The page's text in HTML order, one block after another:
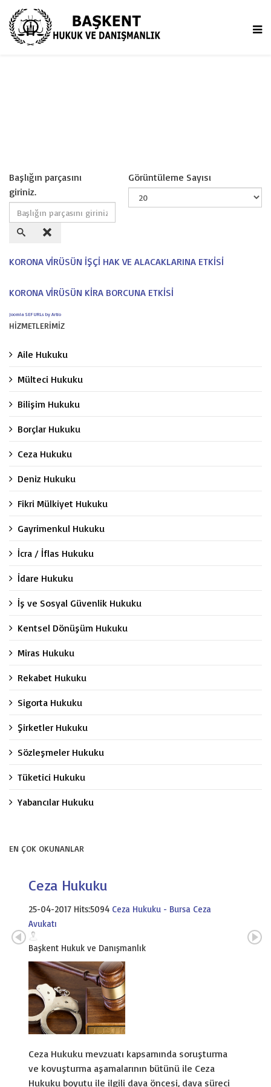
Başlığın parçasını
giriniz.
Görüntüleme Sayısı
KORONA VİRÜSÜN İŞÇİ HAK VE ALACAKLARINA ETKİSİ
KORONA VİRÜSÜN KİRA BORCUNA ETKİSİ
Joomla SEF URLs by Artio
HİZMETLERİMİZ
Aile Hukuku
Mülteci Hukuku
Bilişim Hukuku
Borçlar Hukuku
Ceza Hukuku
Deniz Hukuku
Fikri Mülkiyet Hukuku
Gayrimenkul Hukuku
İcra / İflas Hukuku
İdare Hukuku
İş ve Sosyal Güvenlik Hukuku
Kentsel Dönüşüm Hukuku
Miras Hukuku
Rekabet Hukuku
Sigorta Hukuku
Şirketler Hukuku
Sözleşmeler Hukuku
Tüketici Hukuku
Yabancılar Hukuku
EN ÇOK OKUNANLAR
Ceza Hukuku
25-04-2017 Hits:5094 Ceza Hukuku - Bursa Ceza
Avukatı
Başkent Hukuk ve Danışmanlık
Ceza Hukuku mevzuatı kapsamında soruşturma
ve kovuşturma aşamalarının bütünü ile Ceza
Hukuku boyutu ile ilgili dava öncesi, dava süreci